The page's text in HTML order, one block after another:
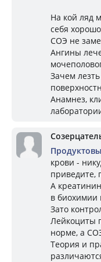
На кой ляд
себя
СОЭ не
Ангины
Зачем
Анамнез,
крови -
приведите,
А
в биохимии
Зато
Лейкоциты
норме, а
Теория и